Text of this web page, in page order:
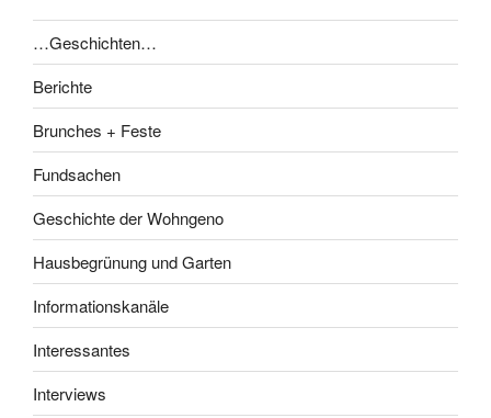
…Geschichten…
Berichte
Brunches + Feste
Fundsachen
Geschichte der Wohngeno
Hausbegrünung und Garten
Informationskanäle
Interessantes
Interviews